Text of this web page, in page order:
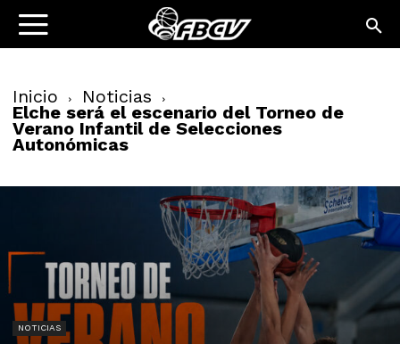
Inicio Noticias
Elche será el escenario del Torneo de
Verano Infantil de Selecciones
Autonómicas
NOTICIAS